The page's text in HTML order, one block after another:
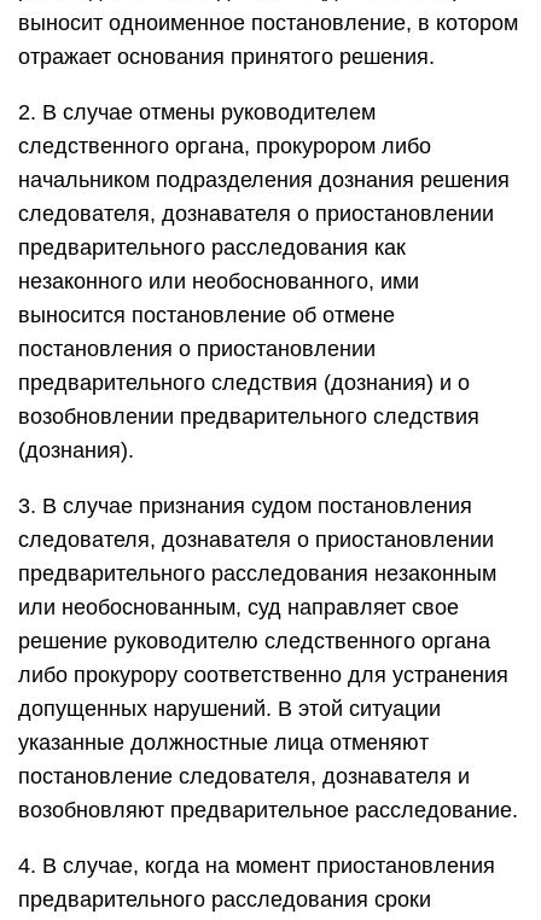
выносит одноименное постановление, в котором
отражает основания принятого решения.
2. В случае отмены руководителем
следственного органа, прокурором либо
начальником подразделения дознания решения
следователя, дознавателя о приостановлении
предварительного расследования как
незаконного или необоснованного, ими
выносится постановление об отмене
постановления о приостановлении
предварительного следствия (дознания) и о
возобновлении предварительного следствия
(дознания).
3. В случае признания судом постановления
следователя, дознавателя о приостановлении
предварительного расследования незаконным
или необоснованным, суд направляет свое
решение руководителю следственного органа
либо прокурору соответственно для устранения
допущенных нарушений. В этой ситуации
указанные должностные лица отменяют
постановление следователя, дознавателя и
возобновляют предварительное расследование.
4. В случае, когда на момент приостановления
предварительного расследования сроки